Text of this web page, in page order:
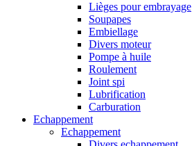
Lièges pour embrayage
Soupapes
Embiellage
Divers moteur
Pompe à huile
Roulement
Joint spi
Lubrification
Carburation
Echappement
Echappement